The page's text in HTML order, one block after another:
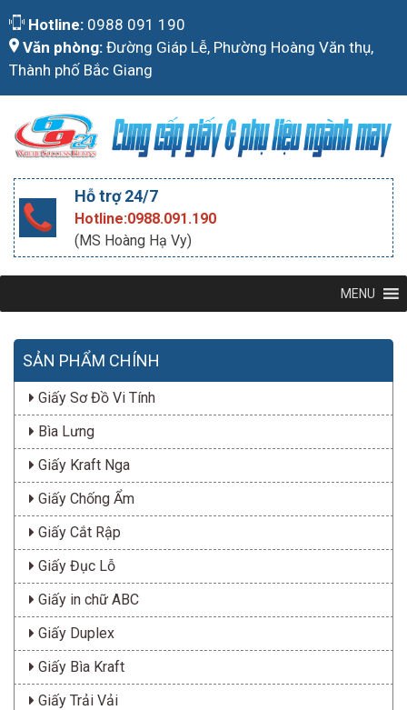
content
Hotline: 0988 091 190
Văn phòng: Đường Giáp Lễ, Phường Hoàng Văn thụ,
Thành phố Bắc Giang
Hỗ trợ 24/7
Hotline:0988.091.190
(MS Hoàng Hạ Vy)
MENU
SẢN PHẨM CHÍNH
Giấy Sơ Đồ Vi Tính
Bìa Lưng
Giấy Kraft Nga
Giấy Chống Ẩm
Giấy Cắt Rập
Giấy Đục Lỗ
Giấy in chữ ABC
Giấy Duplex
Giấy Bìa Kraft
Giấy Trải Vải